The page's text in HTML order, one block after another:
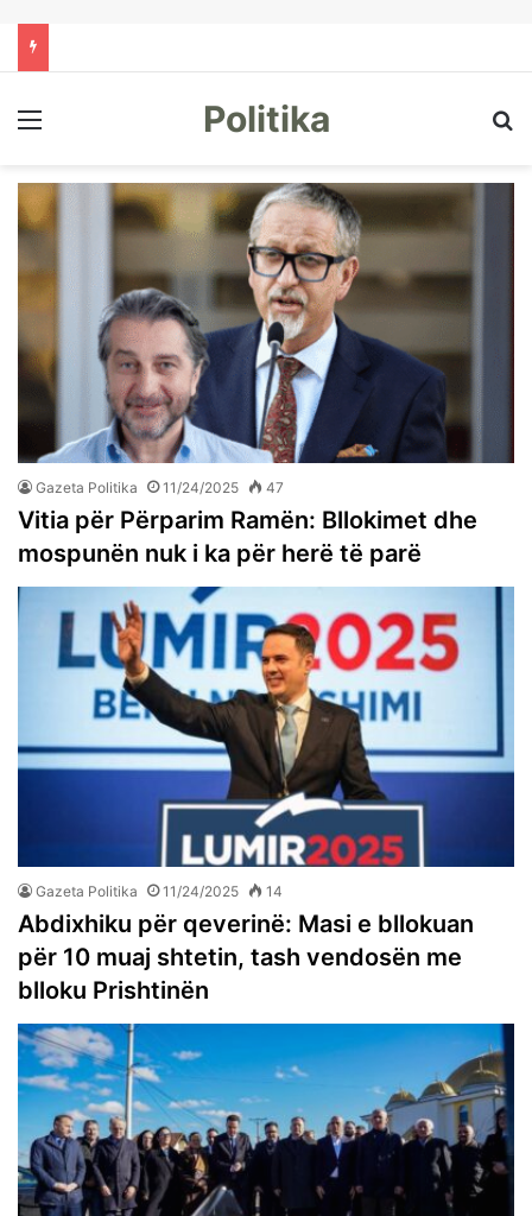
Politika
Gazeta Politika 11/24/2025 47
Vitia për Përparim Ramën: Bllokimet dhe
mospunën nuk i ka për herë të parë
Gazeta Politika 11/24/2025 14
Abdixhiku për qeverinë: Masi e bllokuan
për 10 muaj shtetin, tash vendosën me
blloku Prishtinën